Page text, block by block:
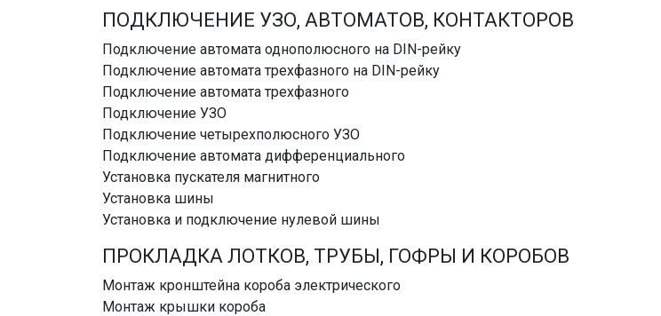
ПОДКЛЮЧЕНИЕ УЗО, АВТОМАТОВ, КОНТАКТОРОВ
Подключение автомата однополюсного на DIN-рейку
Подключение автомата трехфазного на DIN-рейку
Подключение автомата трехфазного
Подключение УЗО
Подключение четырехполюсного УЗО
Подключение автомата дифференциального
Установка пускателя магнитного
Установка шины
Установка и подключение нулевой шины
ПРОКЛАДКА ЛОТКОВ, ТРУБЫ, ГОФРЫ И КОРОБОВ
Монтаж кронштейна короба электрического
Монтаж крышки короба